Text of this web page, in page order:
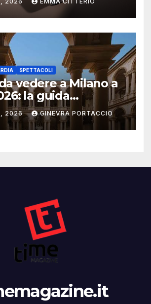
SPETTACOLI
vedere a Milano a
la guida
2026 GINEVRA PORTACCIO